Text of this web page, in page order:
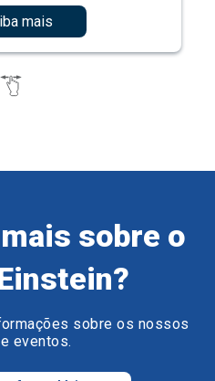
mais
sobre o
sobre os nossos
eventos.